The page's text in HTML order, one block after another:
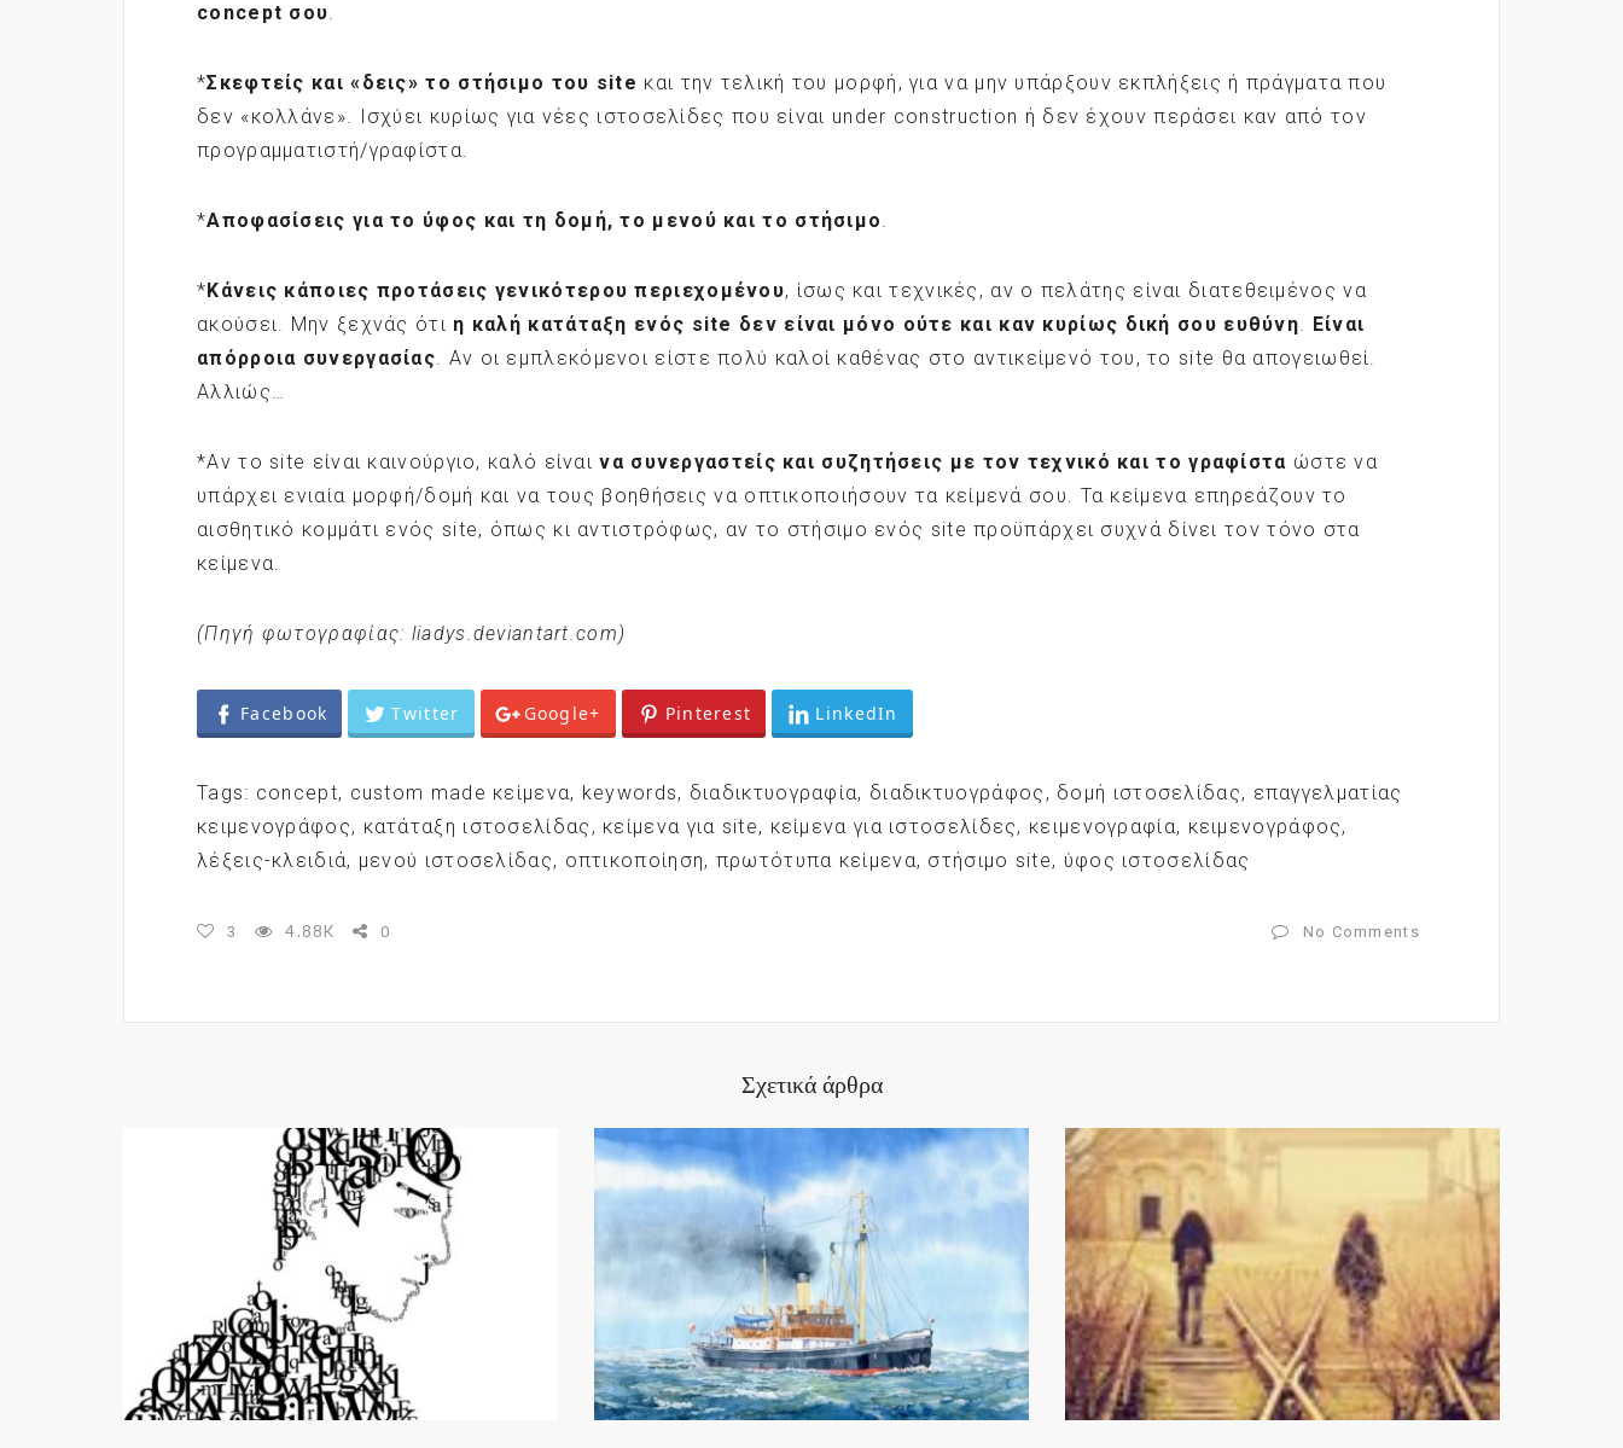
concept σου.
*Σκεφτείς και «δεις» το στήσιμο του site και την τελική του μορφή, για να μην υπάρξουν εκπλήξεις ή πράγματα που
δεν «κολλάνε». Ισχύει κυρίως για νέες ιστοσελίδες που είναι under construction ή δεν έχουν περάσει καν από τον
προγραμματιστή/γραφίστα.
*Αποφασίσεις για το ύφος και τη δομή, το μενού και το στήσιμο.
*Κάνεις κάποιες προτάσεις γενικότερου περιεχομένου, ίσως και τεχνικές, αν ο πελάτης είναι διατεθειμένος να
ακούσει. Μην ξεχνάς ότι η καλή κατάταξη ενός site δεν είναι μόνο ούτε και καν κυρίως δική σου ευθύνη. Είναι
απόρροια συνεργασίας. Αν οι εμπλεκόμενοι είστε πολύ καλοί καθένας στο αντικείμενό του, το site θα απογειωθεί.
Αλλιώς…
*Αν το site είναι καινούργιο, καλό είναινα συνεργαστείς και συζητήσεις με τον τεχνικό και το γραφίστα ώστε να
υπάρχει ενιαία μορφή/δομή και να τους βοηθήσεις να οπτικοποιήσουν τα κείμενά σου. Τα κείμενα επηρεάζουν το
αισθητικό κομμάτι ενός site, όπως κι αντιστρόφως, αν το στήσιμο ενός site προϋπάρχει συχνά δίνει τον τόνο στα
κείμενα.
(Πηγή φωτογραφίας: liadys.deviantart.com)
Facebook Twitter Google+ Pinterest LinkedIn
Tags: concept, custom made κείμενα, keywords, διαδικτυογραφία, διαδικτυογράφος , δομή ιστοσελίδας, επαγγελματίας
κειμενογράφος, κατάταξη ιστοσελίδας , κείμενα για site, κείμενα για ιστοσελίδες, κειμενογραφία, κειμενογράφος,
λέξεις-κλειδιά, μενού ιστοσελίδας, οπτικοποίηση, πρωτότυπα κείμενα, στήσιμο site, ύφος ιστοσελίδας
3 4.88K 0 No Comments
Σχετικά άρθρα